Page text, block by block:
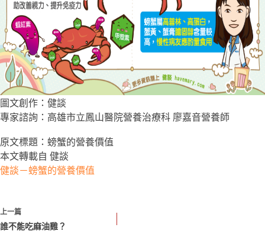
圖文創作：健談
專家諮詢：高雄市立鳳山醫院營養治療科 廖嘉音營養師
原文標題：螃蟹的營養價值
本文轉載自 健談
健談－螃蟹的營養價值
上一篇
誰不能吃麻油雞？